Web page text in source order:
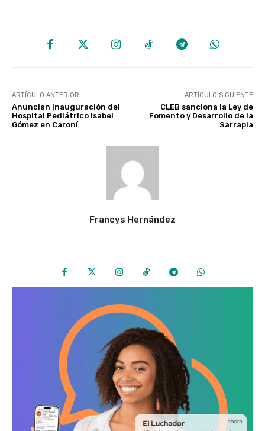
ARTÍCULO ANTERIOR
Anuncian inauguración del
Hospital Pediátrico Isabel
Gómez en Caroní
ARTÍCULO SIGUIENTE
CLEB sanciona la Ley de
Fomento y Desarrollo de la
Sarrapia
Francys Hernández